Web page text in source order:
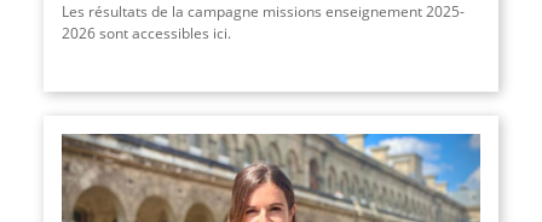
Les résultats de la campagne missions enseignement 2025-
2026 sont accessibles ici.